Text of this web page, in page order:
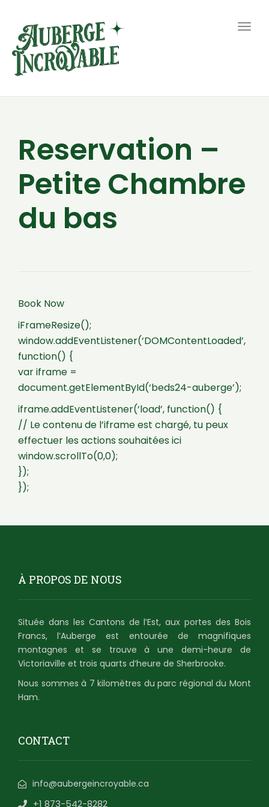
Reservation –
Petite Chambre
du bas
Book Now
iFrameResize();
window.addEventListener(‘DOMContentLoaded’,
function() {
var iframe =
document.getElementById(‘beds24-auberge’);
iframe.addEventListener(‘load’, function() {
// Le contenu de l’iframe est chargé, tu peux
effectuer les actions souhaitées ici
window.scrollTo(0,0);
});
});
À PROPOS DE NOUS
Située dans les Cantons de l’Est, aux portes des Bois
Francs, l’Auberge est entourée de magnifiques
montagnes et se trouve à une demi-heure de
Victoriaville et trois quarts d’heure de Sherbrooke.
Nous sommes à 7 kilomètres du parc régional du Mont
Ham.
CONTACT
info@aubergeincroyable.ca
+1 873-542-8282